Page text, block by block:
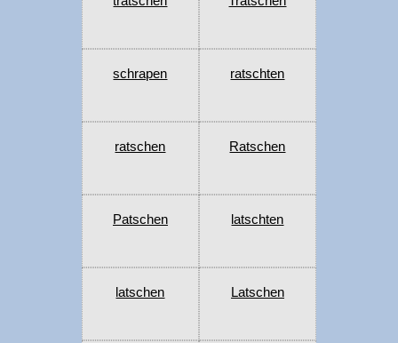
schrapen ratschten
ratschen Ratschen
Patschen latschten
latschen Latschen